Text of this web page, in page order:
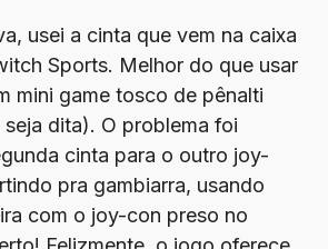
usei a cinta que vem na caixa
Sports. Melhor do que usar
mini game tosco de pênalti
dita). O problema foi
cinta para o outro joy-
pra gambiarra, usando
com o joy-con preso no